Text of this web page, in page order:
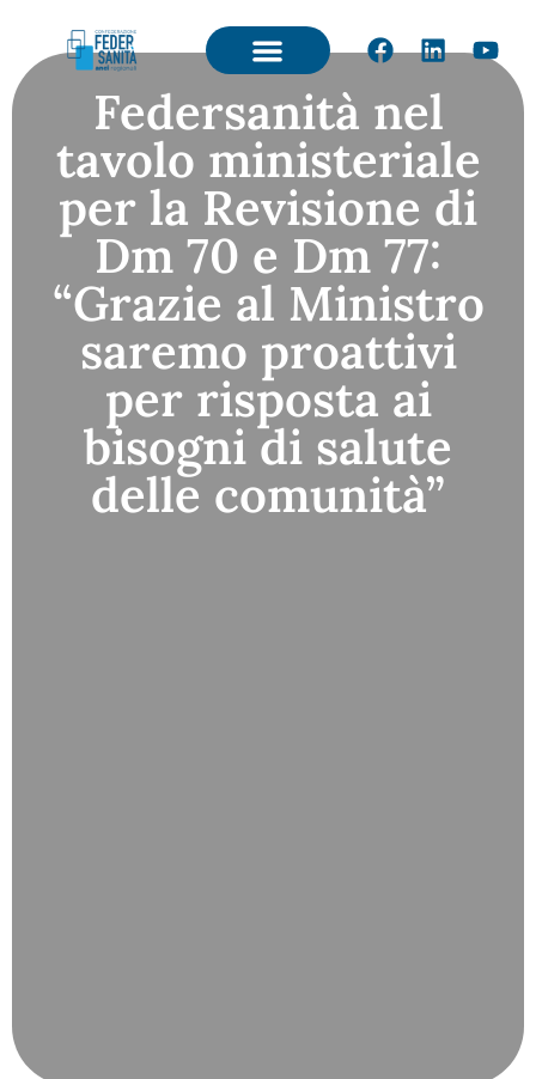
Federsanità nel
tavolo ministeriale
per la Revisione di
Dm 70 e Dm 77:
“Grazie al Ministro
saremo proattivi
per risposta ai
bisogni di salute
delle comunità”